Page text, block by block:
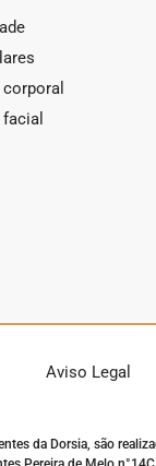
Aviso Legal
da Dorsia, são